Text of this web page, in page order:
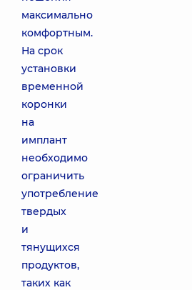
максимально
комфортным.
На срок
установки
временной
коронки
на
имплант
необходимо
ограничить
употребление
твердых
и
тянущихся
продуктов,
таких как